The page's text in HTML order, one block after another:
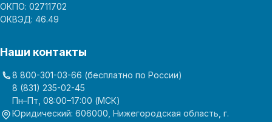
ОКПО: 02711702
ОКВЭД: 46.49
Наши контакты
8 800-301-03-66 (бесплатно по России)
8 (831) 235-02-45
Пн–Пт, 08:00–17:00 (МСК)
Юридический: 606000, Нижегородская область, г.